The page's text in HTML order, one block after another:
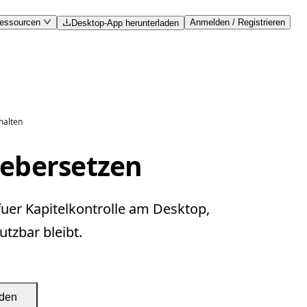
Desktop-App herunterladen Anmelden / Registrieren
Kapitelkontrolle am Desktop,
bleibt.